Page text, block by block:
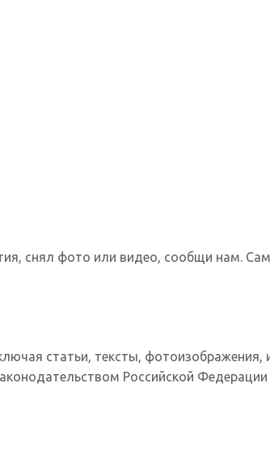
снял фото или видео, сообщи нам.
статьи, тексты,
Российской